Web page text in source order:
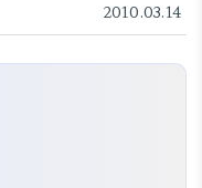
2010.03.14